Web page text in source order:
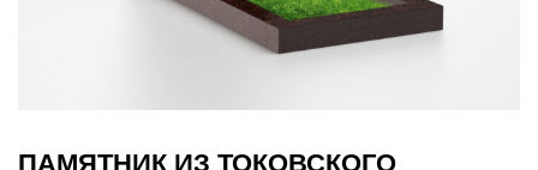
ПАМЯТНИК ИЗ ТОКОВСКОГО